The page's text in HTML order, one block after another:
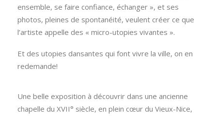
ensemble, se faire confiance, échanger », et ses
photos, pleines de spontanéité, veulent créer ce que
l’artiste appelle des « micro-utopies vivantes ».
Et des utopies dansantes qui font vivre la ville, on en
redemande!
Une belle exposition à découvrir dans une ancienne
chapelle du XVII° siècle, en plein cœur du Vieux-Nice,